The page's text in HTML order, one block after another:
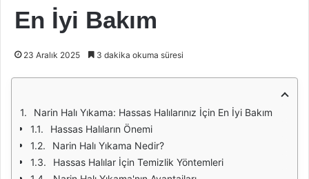
En İyi Bakım
23 Aralık 2025 3 dakika okuma süresi
Narin Halı Yıkama: Hassas Halılarınız İçin En İyi Bakım
Hassas Halıların Önemi
Narin Halı Yıkama Nedir?
Hassas Halılar İçin Temizlik Yöntemleri